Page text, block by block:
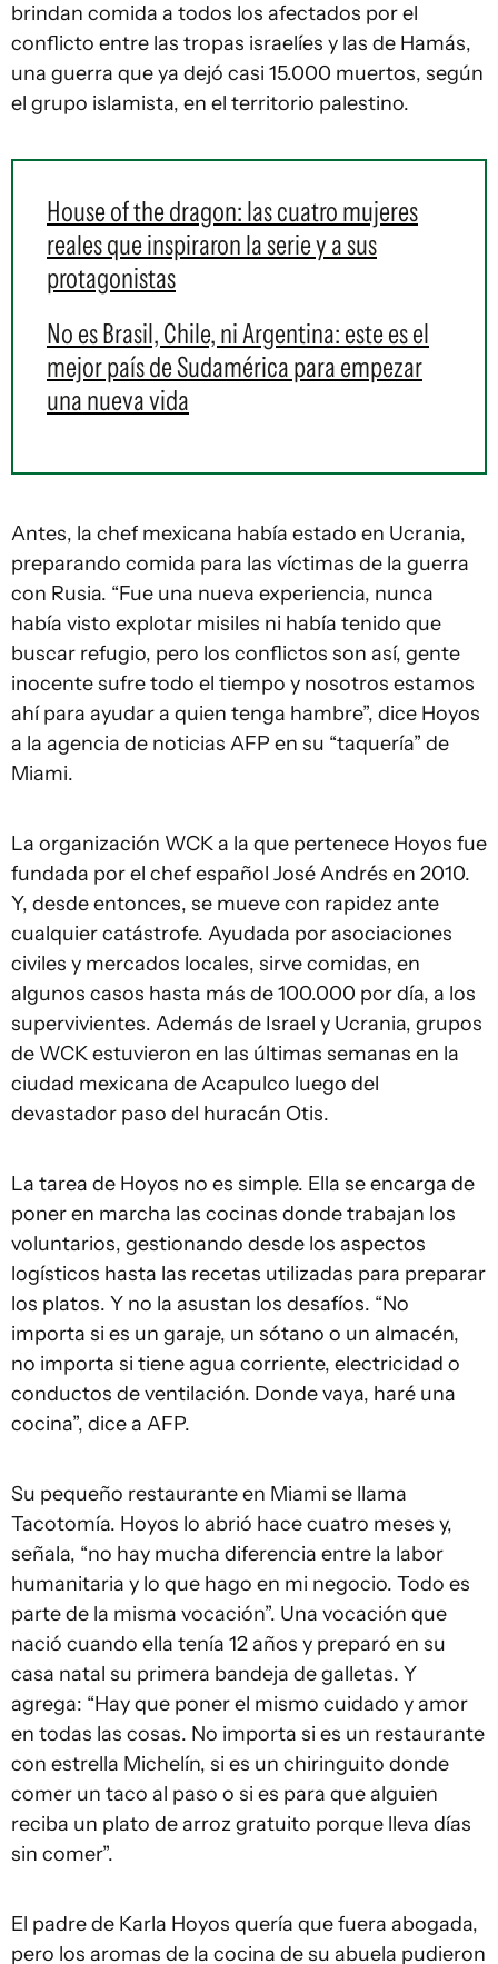
brindan comida a todos los afectados por el
conflicto entre las tropas israelíes y las de Hamás,
una guerra que ya dejó casi 15.000 muertos, según
el grupo islamista, en el territorio palestino.
House of the dragon: las cuatro mujeres
reales que inspiraron la serie y a sus
protagonistas
No es Brasil, Chile, ni Argentina: este es el
mejor país de Sudamérica para empezar
una nueva vida
Antes, la chef mexicana había estado en Ucrania,
preparando comida para las víctimas de la guerra
con Rusia. “Fue una nueva experiencia, nunca
había visto explotar misiles ni había tenido que
buscar refugio, pero los conflictos son así, gente
inocente sufre todo el tiempo y nosotros estamos
ahí para ayudar a quien tenga hambre”, dice Hoyos
a la agencia de noticias AFP en su “taquería” de
Miami.
La organización WCK a la que pertenece Hoyos fue
fundada por el chef español José Andrés en 2010.
Y, desde entonces, se mueve con rapidez ante
cualquier catástrofe. Ayudada por asociaciones
civiles y mercados locales, sirve comidas, en
algunos casos hasta más de 100.000 por día, a los
supervivientes. Además de Israel y Ucrania, grupos
de WCK estuvieron en las últimas semanas en la
ciudad mexicana de Acapulco luego del
devastador paso del huracán Otis.
La tarea de Hoyos no es simple. Ella se encarga de
poner en marcha las cocinas donde trabajan los
voluntarios, gestionando desde los aspectos
logísticos hasta las recetas utilizadas para preparar
los platos. Y no la asustan los desafíos. “No
importa si es un garaje, un sótano o un almacén,
no importa si tiene agua corriente, electricidad o
conductos de ventilación. Donde vaya, haré una
cocina”, dice a AFP.
Su pequeño restaurante en Miami se llama
Tacotomía. Hoyos lo abrió hace cuatro meses y,
señala, “no hay mucha diferencia entre la labor
humanitaria y lo que hago en mi negocio. Todo es
parte de la misma vocación”. Una vocación que
nació cuando ella tenía 12 años y preparó en su
casa natal su primera bandeja de galletas. Y
agrega: “Hay que poner el mismo cuidado y amor
en todas las cosas. No importa si es un restaurante
con estrella Michelín, si es un chiringuito donde
comer un taco al paso o si es para que alguien
reciba un plato de arroz gratuito porque lleva días
sin comer”.
El padre de Karla Hoyos quería que fuera abogada,
pero los aromas de la cocina de su abuela pudieron